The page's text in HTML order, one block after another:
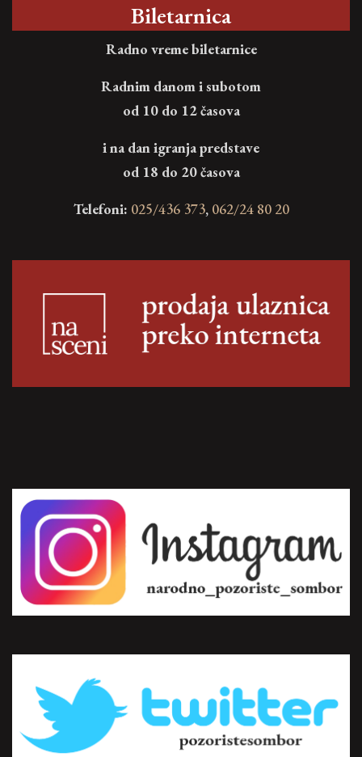
Biletarnica
Radno vreme biletarnice
Radnim danom i subotom
od 10 do 12 časova
i na dan igranja predstave
od 18 do 20 časova
Telefoni: 025/436 373, 062/24 80 20